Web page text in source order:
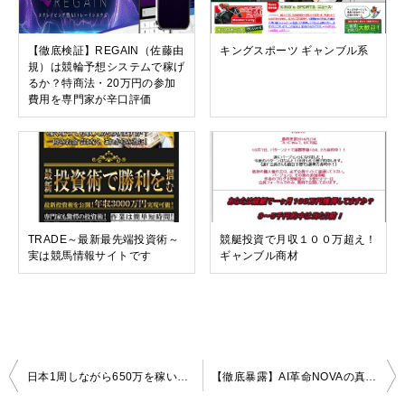
【徹底検証】REGAIN（佐藤由
規）は競輪予想システムで稼げ
るか？特商法・20万円の参加
費用を専門家が辛口評価
キングスポーツ ギャンブル系
TRADE～最新最先端投資術～
実は競馬情報サイトです
競艇投資で月収１００万超え！
ギャンブル商材
投
日本1周しながら650万を稼いだビジネス SANO パチンコってギャンブルですから 【徹底暴露】AI革命NOVAの真実：元警察官が推奨するスポーツベッティングと年間勝率97%のカラクリ